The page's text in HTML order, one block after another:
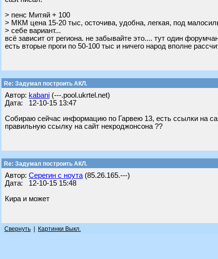
> пенс Митяй + 100
> МКМ цена 15-20 тыс, осточива, удобна, легкая, под
> себе вариант...
всё зависит от региона. не забывайте это.... тут один
есть вторые проги по 50-100 тыс и ничего народ вполне
Re: Задумал построить АКЛ.
Автор: kabani (---.pool.ukrtel.net)
Дата: 12-10-15 13:47
Собираю сейчас информацию по Гарвею 13, есть ссылки на
правильную ссылку на сайт некроджонсона ??
Re: Задумал построить АКЛ.
Автор: Серегин с ноута (85.26.165.---)
Дата: 12-10-15 15:48
Кира и может
Свернуть Картинки Выкл.